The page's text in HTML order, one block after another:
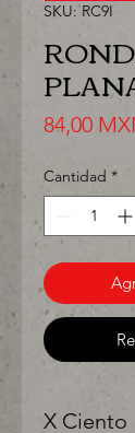
SKU: RC9I
84,00
Cantidad *
X Ciento